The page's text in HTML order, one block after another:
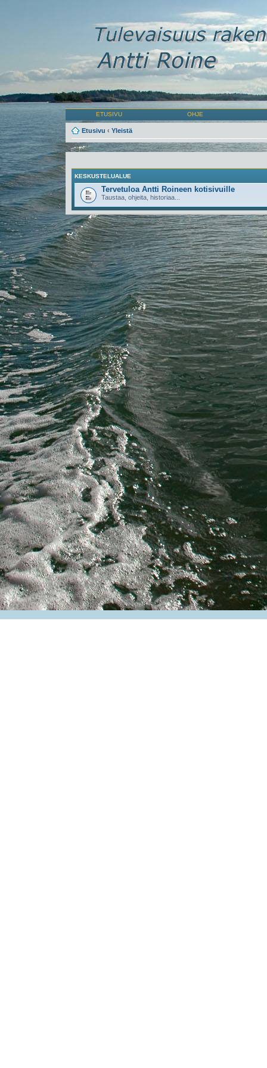
ETUSIVU OHJE
Etusivu ‹ Yleistä
KESKUSTELUALUE
Tervetuloa Antti Roineen kotisivuille
Taustaa, ohjeita, historiaa...